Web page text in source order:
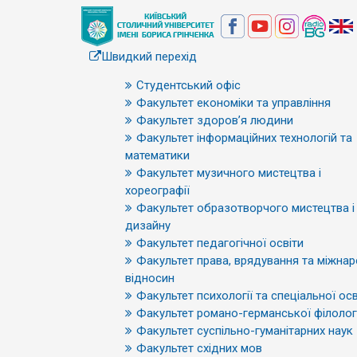
Швидкий перехід
Студентський офіс
Факультет економіки та управління
Факультет здоров’я людини
Факультет інформаційних технологій та
математики
Факультет музичного мистецтва і
хореографії
Факультет образотворчого мистецтва і
дизайну
Факультет педагогічної освіти
Факультет права, врядування та
відносин
Факультет психології та спеціальної
Факультет романо-германської
Факультет суспільно-гуманітарних наук
Факультет східних мов